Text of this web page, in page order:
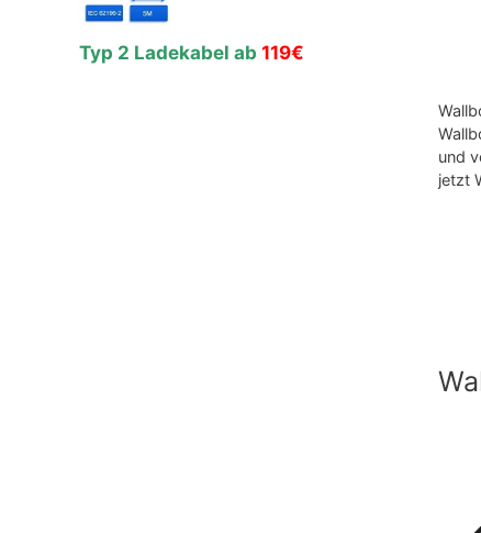
und
jetzt
Typ 2 Ladekabel ab 119€